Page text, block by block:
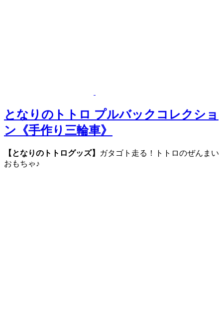
となりのトトロ プルバックコレクショ
ン《手作り三輪車》
【となりのトトログッズ】
ガタゴト走る！トトロのぜんまい
おもちゃ♪